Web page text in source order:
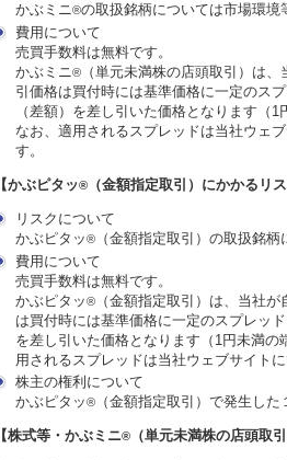
かぶミニ®の取扱銘柄については市場環
費用について
売買手数料は無料です。
かぶミニ ®
（単元未満株の店頭取引）は
引価格は買付時には基準価格に一定のス
（差額）を差し引いた価格となります（
なお、適用されるスプレッドは当社ウェ
す。
【かぶピタッ® （金額指定取引）にかかるリ
リスクについて
かぶピタッ®
（金額指定取引）の取扱銘
費用について
売買手数料は無料です。
かぶピタッ®
（金額指定取引）は、当社
は買付時には基準価格に一定のスプレッ
を差し引いた価格となります（1円未満
用されるスプレッドは当社ウェブサイト
株主の権利について
かぶピタッ® （金額指定取引）で発生し
【株式等・かぶミニ® （単元未満株の店頭取